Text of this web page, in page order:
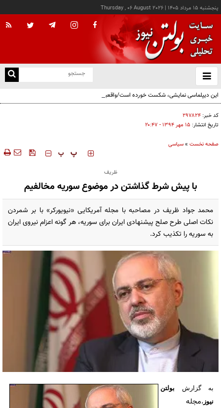
پنجشنبه ۱۵ مرداد ۱۴۰۵ |
Thursday , 06 August 2026
باز
و
این دیپلماسی نمایشی، شکست خورده است/واقعیت‌ها را بپذیرید و به تعهدات خود عمل کنید
کد خبر: ۲۹۷۸۲۴
تاریخ انتشار: ۱۵ مهر ۱۳۹۴ - ۲۰:۴۷
صفحه نخست »سیاسی
‍‍‍ پ پ
ظریف
با پیش شرط گذاشتن در موضوع سوریه مخالفیم
محمد جواد ظریف در مصاحبه با مجله آمریکایی «نیویورکر» با بر شمردن
نکات اصلی طرح صلح پیشنهادی ایران برای سوریه، هر گونه اعزام نیروی ایران
به سوریه را تکذیب کرد.
به گزارش بولتن
نیوز ،مجله